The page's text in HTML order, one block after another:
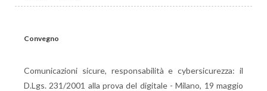
Convegno
Comunicazioni sicure, responsabilità e cybersicurezza: il
D.Lgs. 231/2001 alla prova del digitale - Milano, 19 maggio